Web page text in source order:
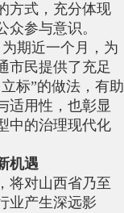
方式，充分体现
参与意识。
期近一个月，为
市民提供了充足
标”的做法，有助
适用性，也彰显
中的治理现代化
机遇
将对山西省乃至
业产生深远影